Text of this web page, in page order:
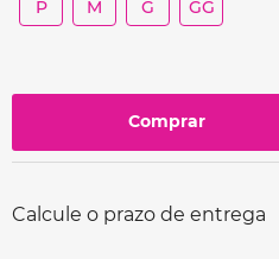
P M G GG
Comprar
Calcule o prazo de entrega